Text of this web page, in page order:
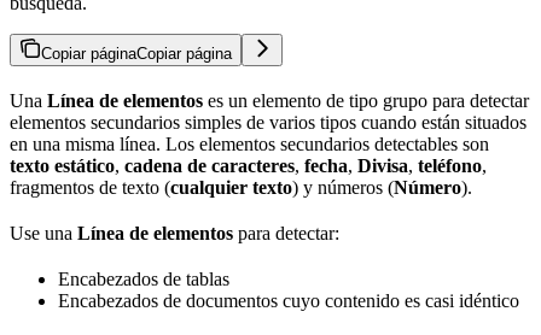
Copiar páginaCopiar página
Una Línea de elementos es un elemento de tipo grupo para detectar
elementos secundarios simples de varios tipos cuando están situados
en una misma línea. Los elementos secundarios detectables son
texto estático, cadena de caracteres, fecha, Divisa, teléfono,
fragmentos de texto (cualquier texto) y números (Número).
Use una Línea de elementos para detectar:
Encabezados de tablas
Encabezados de documentos cuyo contenido es casi idéntico